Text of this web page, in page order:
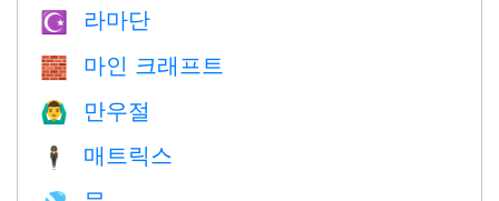
☪️ 라마단
🧱 마인 크래프트
🙆‍♂️ 만우절
🕴️ 매트릭스